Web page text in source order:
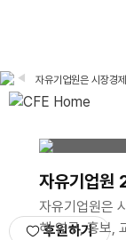
후원하기
자유기업원은 시장경
◀
자유기업원
자유기업원은
해 연구, 홍보,